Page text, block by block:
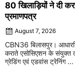
80 खिलाड़ियों ने दी
प्रमाणपत्र
August 7, 2026
CBN36 बिलासपुर।
कराते एसोसिएशन के संयुक्त
ग्रेडिंग एवं एडवांस ट्रेनिंग ...